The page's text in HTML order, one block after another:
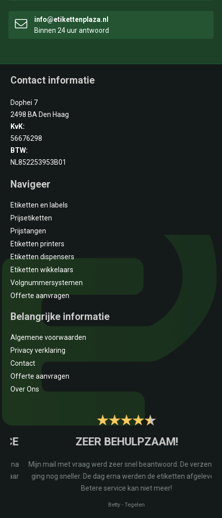
info@etikettenplaza.nl
Binnen 24 uur antwoord
Contact informatie
Dophei 7
2498 BA Den Haag
KvK:
56676298
BTW:
NL852253953B01
Navigeer
Etiketten en labels
Prijsetiketten
Prijstangen
Etiketten printers
Etiketten dispensers
Etiketten wikkelaars
Volgnummersystemen
Offerte aanvragen
Belangrijke informatie
Algemene voorwaarden
Privacy verklaring
Contact
Offerte aanvragen
Over Ons
ZEER BEHULPZAAM!
Mijn mail met vraag werd zeer snel beantwoord. De verzending
ging nog sneller. De dag erna werden de etiketten afgeleverd.
Betere service kan niet meer!
Tegelen